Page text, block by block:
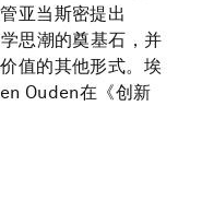
亚当斯密提出
思潮的奠基石，并
值的其他形式。埃
Ouden在《创新